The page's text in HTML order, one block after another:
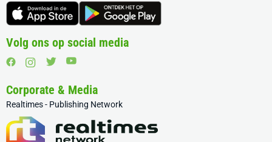
Volg ons op social media
Corporate & Media
Realtimes - Publishing Network